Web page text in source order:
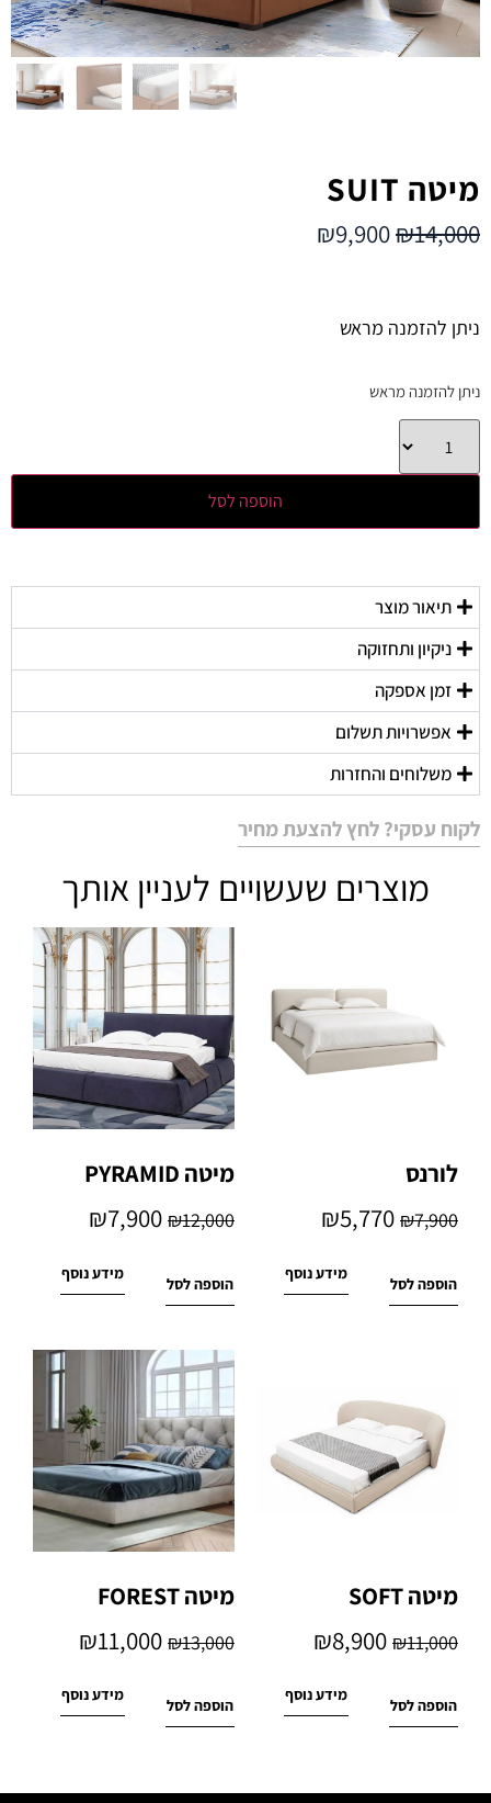
מיטה SUIT
₪14,000
₪9,900
ניתן להזמנה מראש
ניתן להזמנה מראש
הוספה לסל
תיאור מוצר
ניקיון ותחזוקה
זמן אספקה
אפשרויות תשלום
משלוחים והחזרות
לקוח עסקי? לחץ להצעת מחיר
מוצרים שעשויים לעניין אותך
לורנס
₪7,900
₪5,770
הוספה לסל
מידע נוסף
מיטה PYRAMID
₪12,000
₪7,900
הוספה לסל
מידע נוסף
מיטה SOFT
₪11,000
₪8,900
הוספה לסל
מידע נוסף
מיטה FOREST
₪13,000
₪11,000
הוספה לסל
מידע נוסף